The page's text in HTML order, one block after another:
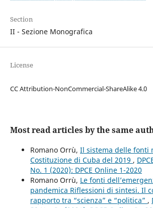
Section
II - Sezione Monografica
License
CC Attribution-NonCommercial-ShareAlike 4.0
Most read articles by the same
Romano Orrù, Il sistema delle fonti
Costituzione di Cuba del 2019 ,
No. 1 (2020): DPCE Online 1-2020
Romano Orrù, Le fonti
pandemica Riflessioni di sintesi. Il
rapporto tra “scienza” e “politica” ,